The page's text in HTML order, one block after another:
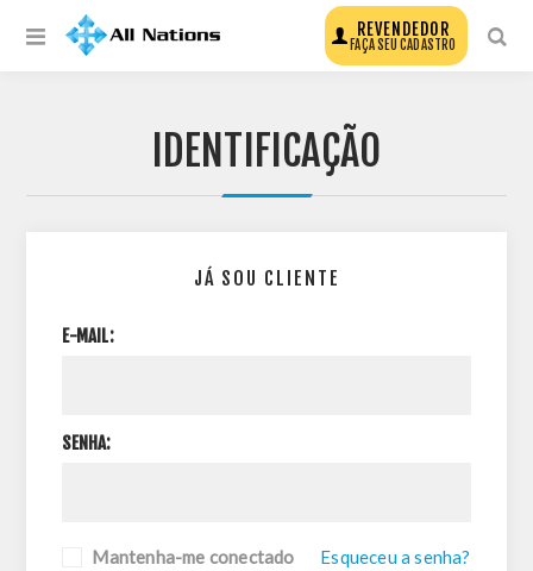
REVENDEDOR
FAÇA SEU CADASTRO
IDENTIFICAÇÃO
JÁ SOU CLIENTE
E-MAIL:
SENHA:
Mantenha-me conectado Esqueceu a senha?